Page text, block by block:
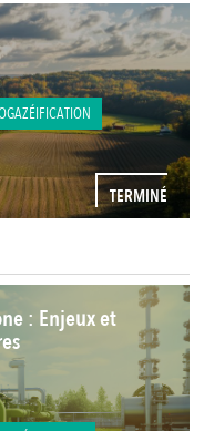
TERMINÉ
: Enjeux et